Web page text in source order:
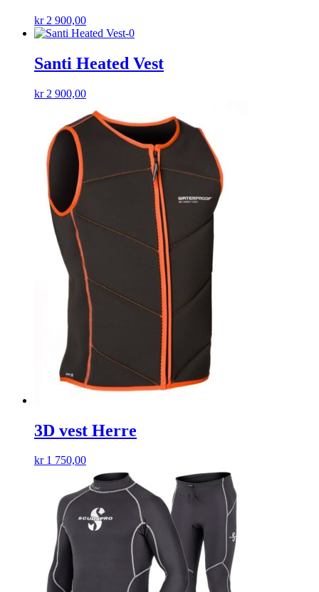
kr2 900,00
Santi Heated Vest
kr2 900,00
3D vest Herre
kr1 750,00